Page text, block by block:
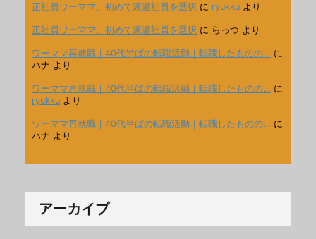
正社員ワーママ、初めて派遣社員を選択 に ryukku より
正社員ワーママ、初めて派遣社員を選択 に らっつ より
ワーママ再就職｜40代半ばの転職活動｜転職したものの… に
ハナ より
ワーママ再就職｜40代半ばの転職活動｜転職したものの… に
ryukku より
ワーママ再就職｜40代半ばの転職活動｜転職したものの… に
ハナ より
アーカイブ